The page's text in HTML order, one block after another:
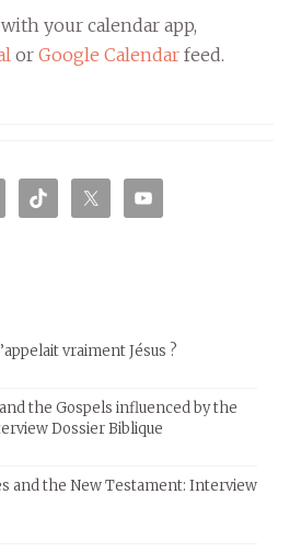
your calendar app,
or Google Calendar feed.
vraiment Jésus ?
the Gospels influenced by the
Dossier Biblique
and the New Testament: Interview